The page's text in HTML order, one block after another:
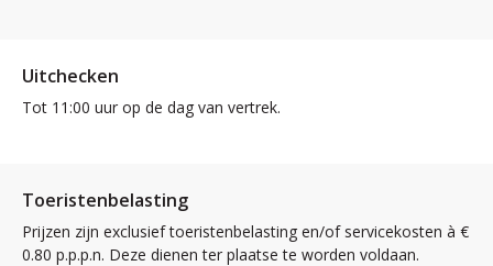
Uitchecken
Tot 11:00 uur op de dag van vertrek.
Toeristenbelasting
Prijzen zijn exclusief toeristenbelasting en/of servicekosten à €
0.80 p.p.p.n. Deze dienen ter plaatse te worden voldaan.